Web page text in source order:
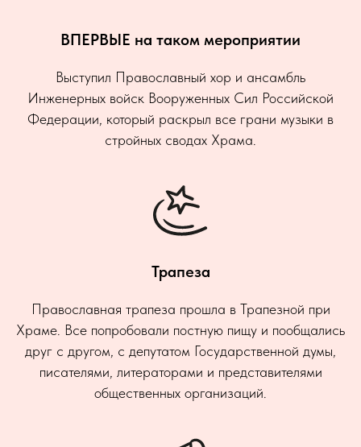
ВПЕРВЫЕ на таком мероприятии
Выступил Православный хор и ансамбль
Инженерных войск Вооруженных Сил Российской
Федерации, который раскрыл все грани музыки в
стройных сводах Храма.
Трапеза
Православная трапеза прошла в Трапезной при
Храме. Все попробовали постную пищу и пообщались
друг с другом, с депутатом Государственной думы,
писателями, литераторами и представителями
общественных организаций.